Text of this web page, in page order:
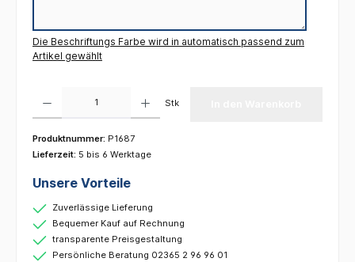
Die Beschriftungs Farbe wird in automatisch passend zum
Artikel gewählt
Stk
Produktnummer: P1687
Lieferzeit: 5 bis 6 Werktage
Unsere Vorteile
Zuverlässige Lieferung
Bequemer Kauf auf Rechnung
transparente Preisgestaltung
Persönliche Beratung 02365 2 96 96 01